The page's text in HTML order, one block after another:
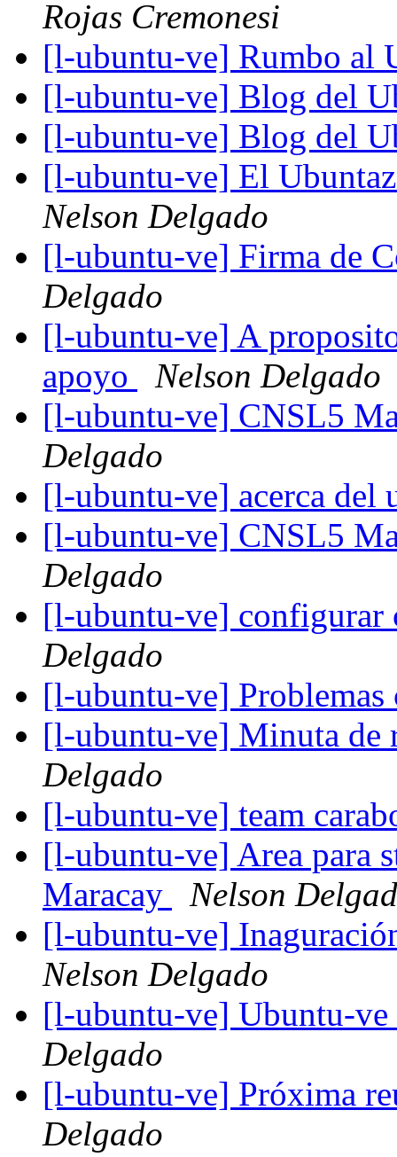
Rojas Cremonesi
[l-ubuntu-ve] Rumbo al
[l-ubuntu-ve] Blog del
[l-ubuntu-ve] Blog del
[l-ubuntu-ve] El
Nelson Delgado
[l-ubuntu-ve] Firma de
Delgado
[l-ubuntu-ve] A
apoyo
Nelson Delgado
[l-ubuntu-ve] CNSL5
Delgado
[l-ubuntu-ve] acerca del
[l-ubuntu-ve] CNSL5
Delgado
[l-ubuntu-ve] configurar
Delgado
[l-ubuntu-ve]
[l-ubuntu-ve] Minuta de
Delgado
[l-ubuntu-ve] team
[l-ubuntu-ve] Area para
Maracay
Nelson
[l-ubuntu-ve]
Nelson Delgado
[l-ubuntu-ve] Ubuntu-
Delgado
[l-ubuntu-ve] Próxima
Delgado